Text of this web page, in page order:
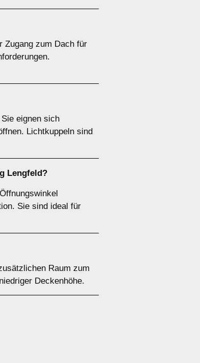
Zugang zum Dach für
eignen sich
Lichtkuppeln sind
Lengfeld?
Sie sind ideal für
Raum zum
Deckenhöhe.